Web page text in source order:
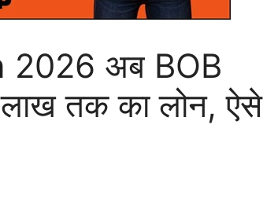
2026 अब BOB
लाख तक का लोन, ऐसे